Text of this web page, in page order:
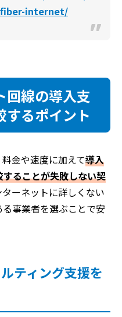
internet/
回線の導入支
するポイント
金や速度に加えて導入
ることが失敗しない契
ーネットに詳しくない
事業者を選ぶことで安
ティング支援を